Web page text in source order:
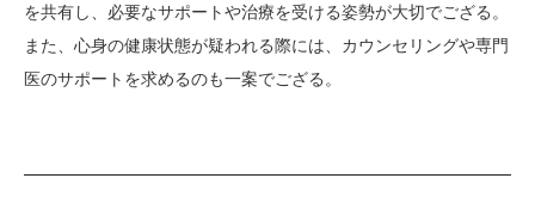
を共有し、必要なサポートや治療を受ける姿勢が大切でござる。
また、心身の健康状態が疑われる際には、カウンセリングや専門
医のサポートを求めるのも一案でござる。